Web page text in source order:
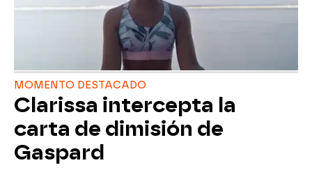
MOMENTO DESTACADO
Clarissa intercepta la
carta de dimisión de
Gaspard